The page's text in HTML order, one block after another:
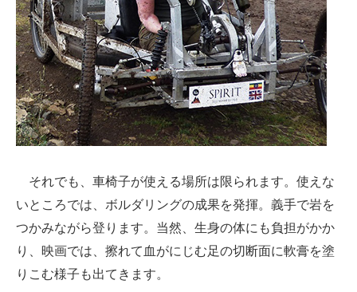
それでも、車椅子が使える場所は限られます。使えな
いところでは、ボルダリングの成果を発揮。義手で岩を
つかみながら登ります。当然、生身の体にも負担がかか
り、映画では、擦れて血がにじむ足の切断面に軟膏を塗
りこむ様子も出てきます。